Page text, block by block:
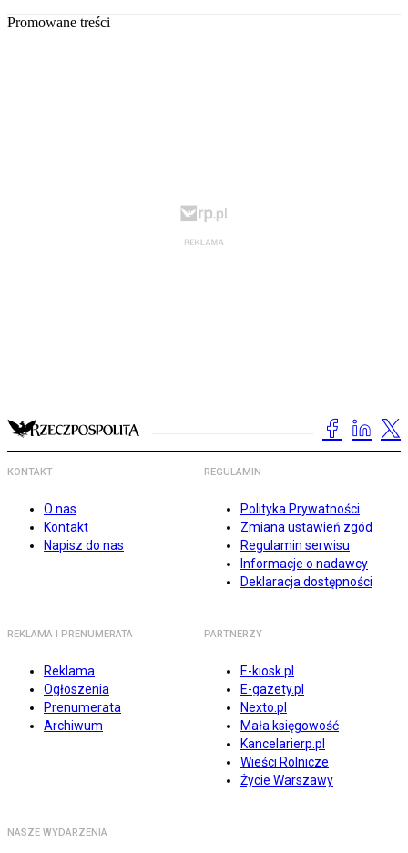
Promowane treści
KONTAKT
O nas
Kontakt
Napisz do nas
REGULAMIN
Polityka Prywatności
Zmiana ustawień zgód
Regulamin serwisu
Informacje o nadawcy
Deklaracja dostępności
REKLAMA I PRENUMERATA
Reklama
Ogłoszenia
Prenumerata
Archiwum
PARTNERZY
E-kiosk.pl
E-gazety.pl
Nexto.pl
Mała księgowość
Kancelarierp.pl
Wieści Rolnicze
Życie Warszawy
NASZE WYDARZENIA